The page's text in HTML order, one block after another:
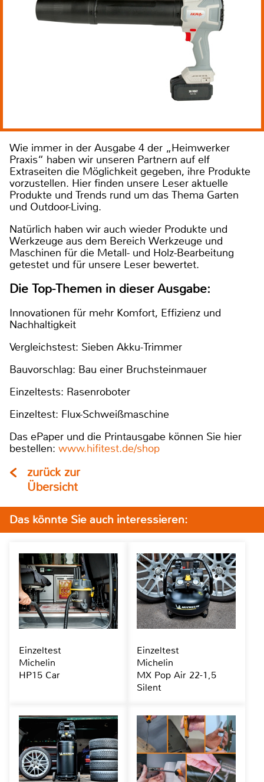
Wie immer in der Ausgabe 4 der „Heimwerker
Praxis“ haben wir unseren Partnern auf elf
Extraseiten die Möglichkeit gegeben, ihre Produkte
vorzustellen. Hier finden unsere Leser aktuelle
Produkte und Trends rund um das Thema Garten
und Outdoor-Living.
Natürlich haben wir auch wieder Produkte und
Werkzeuge aus dem Bereich Werkzeuge und
Maschinen für die Metall- und Holz-Bearbeitung
getestet und für unsere Leser bewertet.
Die Top-Themen in dieser Ausgabe:
Innovationen für mehr Komfort, Effizienz und
Nachhaltigkeit
Vergleichstest: Sieben Akku-Trimmer
Bauvorschlag: Bau einer Bruchsteinmauer
Einzeltests: Rasenroboter
Einzeltest: Flux-Schweißmaschine
Das ePaper und die Printausgabe können Sie hier
bestellen: www.hifitest.de/shop
zurück zur
Übersicht
Das könnte Sie auch interessieren:
Einzeltest
Michelin
HP15 Car
Einzeltest
Michelin
MX Pop Air 22-1,5
Silent